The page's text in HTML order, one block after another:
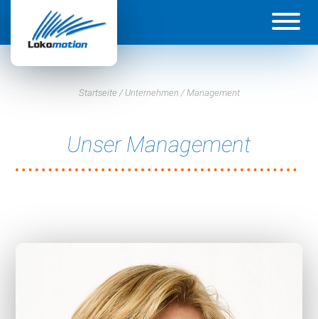
Projekte
Produkte
Startseite / Unternehmen / Management
Unser Management